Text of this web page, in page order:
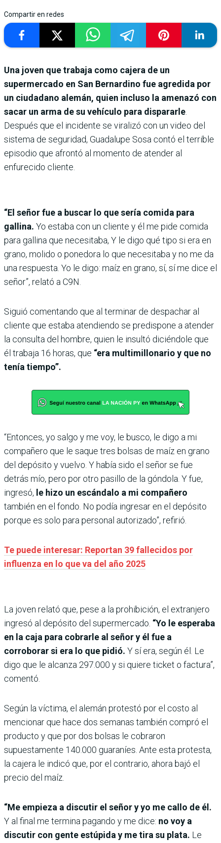
Compartir en redes
Una joven que trabaja como cajera de un
supermercado en San Bernardino fue agredida por
un ciudadano alemán, quien incluso la amenazó con
sacar un arma de su vehículo para dispararle
Después que el incidente se viralizó con un video del
sistema de seguridad, Guadalupe Sosa contó el terrible
episodio que afrontó al momento de atender al
enfurecido cliente.
“El señor fue a buscar lo que sería comida para
gallina. Yo estaba con un cliente y él me pide comida
para gallina que necesitaba, Y le digo qué tipo si era en
grano, molido o ponedora lo que necesitaba y no me da
una respuesta. Yo le digo: maíz en grano, sí, sí me dice el
señor”, relató a C9N.
Siguió comentando que al terminar de despachar al
cliente que estaba atendiendo se predispone a atender
la consulta del hombre, quien le insultó diciéndole que
él trabaja 16 horas, que “era multimillonario y que no
tenía tiempo”.
“Entonces, yo salgo y me voy, le busco, le digo a mi
compañero que le saque tres bolsas de maíz en grano
del depósito y vuelvo. Y había sido el señor se fue
detrás mío, pero por otro pasillo de la góndola. Y fue,
ingresó, le hizo un escándalo a mi compañero
también en el fondo. No podía ingresar en el depósito
porque es solo para personal autorizado”, refirió.
Te puede interesar: Reportan 39 fallecidos por
influenza en lo que va del año 2025
La joven relató que, pese a la prohibición, el extranjero
ingresó al depósito del supermercado. “Yo le esperaba
en la caja para cobrarle al señor y él fue a
corroborar si era lo que pidió. Y sí era, según él. Le
digo que le alcanza 297.000 y si quiere ticket o factura”,
comentó.
Según la víctima, el alemán protestó por el costo al
mencionar que hace dos semanas también compró el
producto y que por dos bolsas le cobraron
supuestamente 140.000 guaraníes. Ante esta protesta,
la cajera le indicó que, por el contrario, ahora bajó el
precio del maíz.
“Me empieza a discutir el señor y yo me callo de él.
Y al final me termina pagando y me dice: no voy a
discutir con gente estúpida y me tira su plata. Le